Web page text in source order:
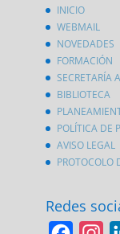
INICIO
WEBMAIL
NOVEDADES
FORMACIÓN
SECRETARÍA
BIBLIOTECA
POLÍTICA DE
AVISO LEGAL
PROTOCOLO
Redes